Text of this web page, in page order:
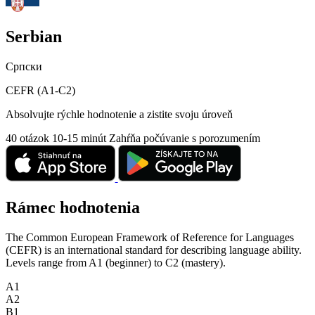
Serbian
Српски
CEFR (A1-C2)
Absolvujte rýchle hodnotenie a zistite svoju úroveň
40 otázok 10-15 minút Zahŕňa počúvanie s porozumením
Rámec hodnotenia
The Common European Framework of Reference for Languages
(CEFR) is an international standard for describing language ability.
Levels range from A1 (beginner) to C2 (mastery).
A1
A2
B1